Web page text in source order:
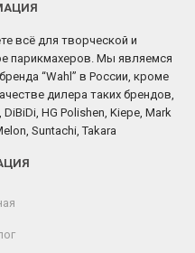
всё для творческой и
парикмахеров. Мы являемся
“Wahl” в России, кроме
дилера таких брендов,
DiBiDi, HG Polishen, Kiepe, Mark
Suntachi, Takara